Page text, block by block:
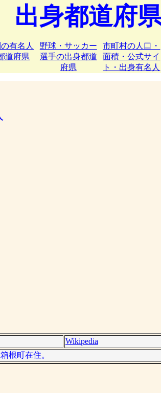
身都道府
有名人
道府県
野球・サッカー
選手の出身都道
府県
市町村の人口・
面積・公式サイ
ト・出身有名人
Wikipedia
根町在住。